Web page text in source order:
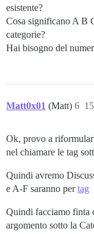
esistente?
Cosa significano A B
categorie?
Hai bisogno del
Matt0x01 (Matt) 6
Ok, provo a
nel chiamare le tag
Quindi avremo
e A-F saranno pertag
Quindi facciamo finta
argomento sotto la